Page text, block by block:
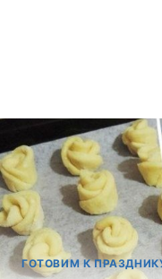
ГОТОВИМ К